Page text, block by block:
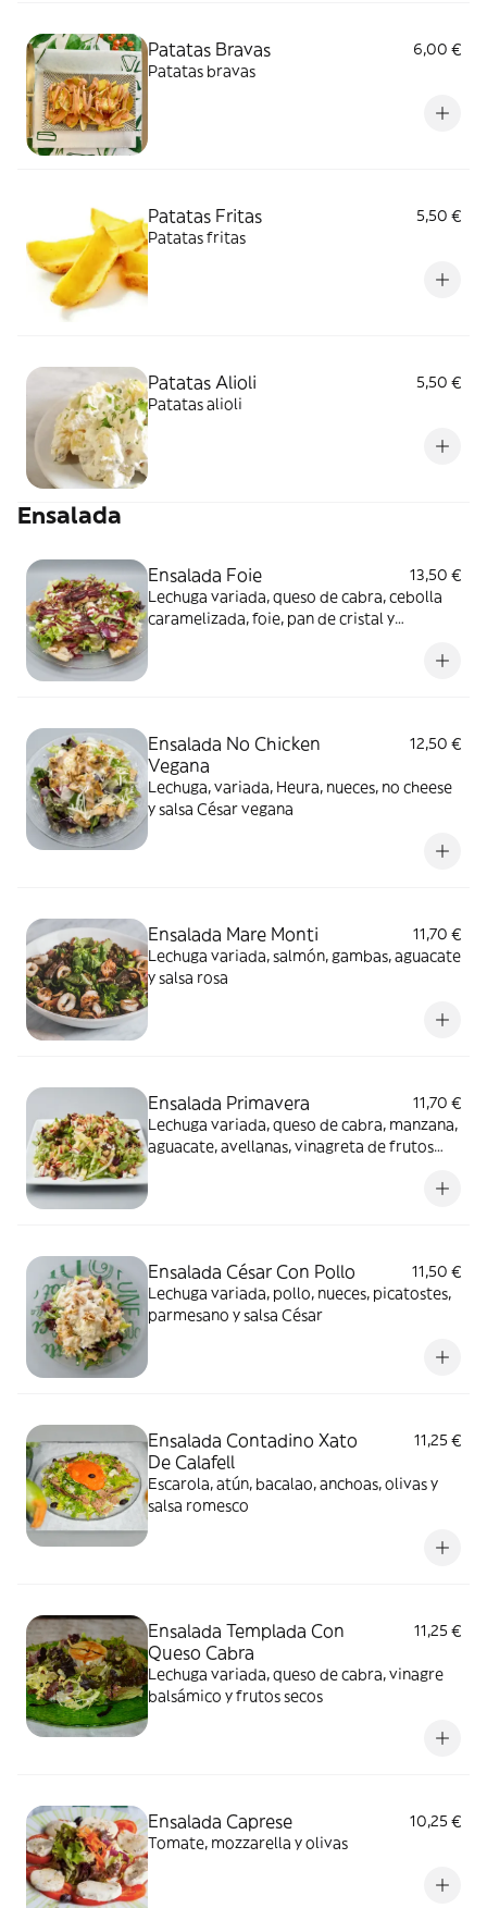
Patatas Bravas
6,00 €
Patatas bravas
Patatas Fritas
5,50 €
Patatas fritas
Patatas Alioli
5,50 €
Patatas alioli
Ensalada
Ensalada Foie
13,50 €
Lechuga variada, queso de cabra, cebolla
caramelizada, foie, pan de cristal y
Ensalada No Chicken
Vegana
12,50 €
Lechuga, variada, Heura, nueces, no cheese
y salsa César vegana
Ensalada Mare Monti
11,70 €
Lechuga variada, salmón, gambas, aguacate
y salsa rosa
Ensalada Primavera
11,70 €
Lechuga variada, queso de cabra, manzana,
aguacate, avellanas, vinagreta de frutos
Ensalada César Con Pollo
11,50 €
Lechuga variada, pollo, nueces, picatostes,
parmesano y salsa César
Ensalada Contadino Xato
De Calafell
11,25 €
Escarola, atún, bacalao, anchoas, olivas y
salsa romesco
Ensalada Templada Con
Queso Cabra
11,25 €
Lechuga variada, queso de cabra, vinagre
balsámico y frutos secos
Ensalada Caprese
10,25 €
Tomate, mozzarella y olivas